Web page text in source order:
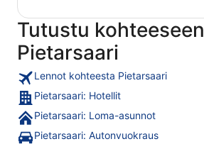
Tutustu kohteeseen
Pietarsaari
Lennot kohteesta Pietarsaari
Pietarsaari: Hotellit
Pietarsaari: Loma-asunnot
Pietarsaari: Autonvuokraus